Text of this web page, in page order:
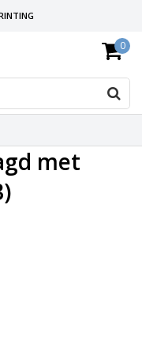
SUPPORT 0
met